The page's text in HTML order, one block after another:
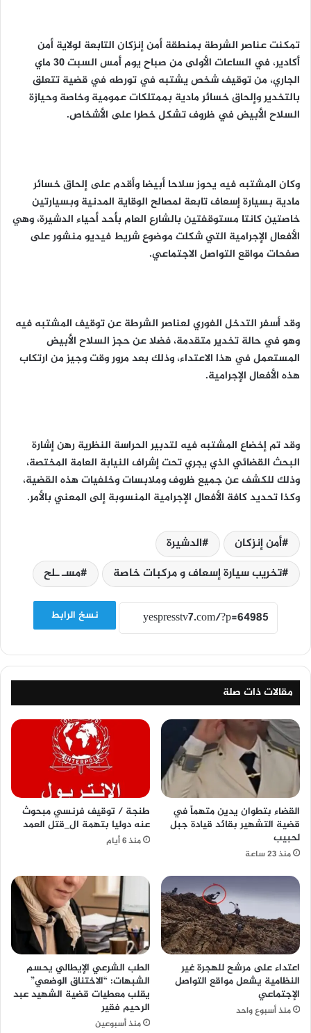
تمكنت عناصر الشرطة بمنطقة أمن إنزكان التابعة لولاية أمن
أكادير، في الساعات الأولى من صباح يوم أمس السبت 30 ماي
الجاري، من توقيف شخص يشتبه في تورطه في قضية تتعلق
بالتخدير وإلحاق خسائر مادية بممتلكات عمومية وخاصة وحيازة
السلاح الأبيض في ظروف تشكل خطرا على الأشخاص.
وكان المشتبه فيه يحوز سلاحا أبيضا وأقدم على إلحاق خسائر
مادية بسيارة إسعاف تابعة لمصالح الوقاية المدنية وبسيارتين
خاصتين كانتا مستوقفتين بالشارع العام بأحد أحياء الدشيرة، وهي
الأفعال الإجرامية التي شكلت موضوع شريط فيديو منشور على
صفحات مواقع التواصل الاجتماعي.
وقد أسفر التدخل الفوري لعناصر الشرطة عن توقيف المشتبه فيه
وهو في حالة تخدير متقدمة، فضلا عن حجز السلاح الأبيض
المستعمل في هذا الاعتداء، وذلك بعد مرور وقت وجيز من ارتكاب
هذه الأفعال الإجرامية.
وقد تم إخضاع المشتبه فيه لتدبير الحراسة النظرية رهن إشارة
البحث القضائي الذي يجري تحت إشراف النيابة العامة المختصة،
وذلك للكشف عن جميع ظروف وملابسات وخلفيات هذه القضية،
وكذا تحديد كافة الأفعال الإجرامية المنسوبة إلى المعني بالأمر.
أمن إنزكان
الدشيرة
تخريب سيارة إسعاف و مركبات خاصة
مسـ ـلح
نسخ الرابط
مقالات ذات صلة
القضاء بتطوان يدين متهماً في
قضية التشهير بقائد قيادة جبل
لحبيب
منذ 23 ساعة
طنجة / توقيف فرنسي مبحوث
عنه دوليا بتهمة ال_قتل العمد
منذ 6 أيام
اعتداء على مرشح للهجرة غير
النظامية يشعل مواقع التواصل
الإجتماعي
منذ أسبوع واحد
الطب الشرعي الإيطالي يحسم
الشبهات: “الاختناق الوضعي”
يقلب معطيات قضية الشهيد عبد
الرحيم فقير
منذ أسبوعين